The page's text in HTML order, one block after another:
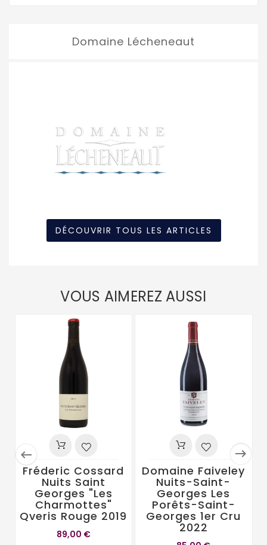
Domaine Lécheneaut
DÉCOUVRIR TOUS LES ARTICLES
VOUS AIMEREZ AUSSI
 
Fréderic Cossard
Nuits Saint
Georges "Les
Charmottes"
Qveris Rouge 2019
89,00 €
Domaine Faiveley
Nuits-Saint-
Georges Les
Porêts-Saint-
Georges 1er Cru
2022